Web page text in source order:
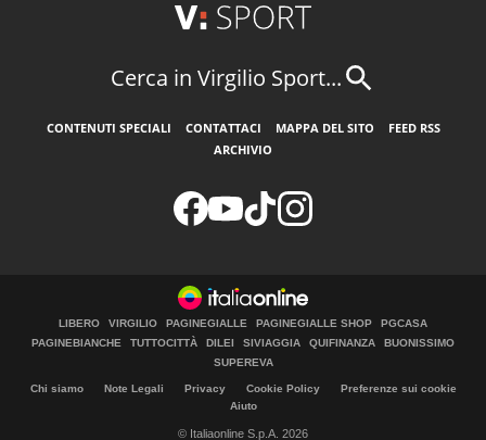
Cerca in Virgilio Sport...
CONTENUTI SPECIALI CONTATTACI MAPPA DEL SITO
FEED RSS
ARCHIVIO
LIBERO VIRGILIO PAGINEGIALLE PAGINEGIALLE SHOP
PGCASA
PAGINEBIANCHE
TUTTOCITTÀ DILEI SIVIAGGIA QUIFINANZA
BUONISSIMO
SUPEREVA
Chi siamo Note Legali Privacy Cookie Policy
Preferenze sui cookie
Aiuto
© Italiaonline S.p.A. 2026